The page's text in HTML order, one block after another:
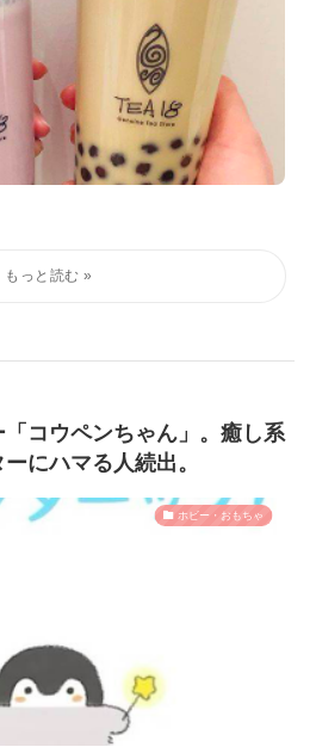
コウペンちゃん」。癒し系
にハマる人続出。
ホビー・おもちゃ